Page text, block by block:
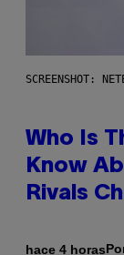
SCREENSHOT:
Who Is
Know
Rivals
hace 4 horas